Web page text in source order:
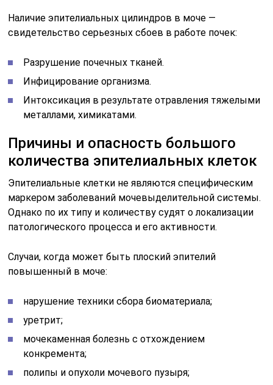
Наличие эпителиальных цилиндров в моче —
свидетельство серьезных сбоев в работе почек:
Разрушение почечных тканей.
Инфицирование организма.
Интоксикация в результате отравления тяжелыми
металлами, химикатами.
Причины и опасность большого
количества эпителиальных клеток
Эпителиальные клетки не являются специфическим
маркером заболеваний мочевыделительной системы.
Однако по их типу и количеству судят о локализации
патологического процесса и его активности.
Случаи, когда может быть плоский эпителий
повышенный в моче:
нарушение техники сбора биоматериала;
уретрит;
мочекаменная болезнь с отхождением
конкремента;
полипы и опухоли мочевого пузыря;